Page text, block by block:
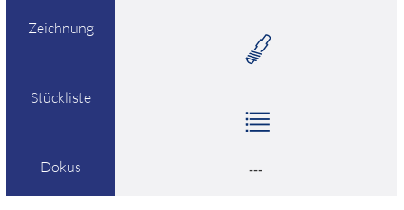
Zeichnung
Stückliste
Dokus ---